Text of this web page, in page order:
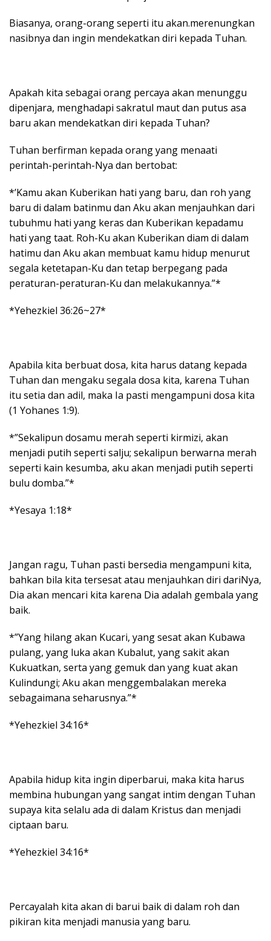
Biasanya, orang-orang seperti itu akan.merenungkan
nasibnya dan ingin mendekatkan diri kepada Tuhan.
Apakah kita sebagai orang percaya akan menunggu
dipenjara, menghadapi sakratul maut dan putus asa
baru akan mendekatkan diri kepada Tuhan?
Tuhan berfirman kepada orang yang menaati
perintah-perintah-Nya dan bertobat:
*’Kamu akan Kuberikan hati yang baru, dan roh yang
baru di dalam batinmu dan Aku akan menjauhkan dari
tubuhmu hati yang keras dan Kuberikan kepadamu
hati yang taat. Roh-Ku akan Kuberikan diam di dalam
hatimu dan Aku akan membuat kamu hidup menurut
segala ketetapan-Ku dan tetap berpegang pada
peraturan-peraturan-Ku dan melakukannya.”*
*Yehezkiel 36:26~27*
Apabila kita berbuat dosa, kita harus datang kepada
Tuhan dan mengaku segala dosa kita, karena Tuhan
itu setia dan adil, maka Ia pasti mengampuni dosa kita
(1 Yohanes 1:9).
*”Sekalipun dosamu merah seperti kirmizi, akan
menjadi putih seperti salju; sekalipun berwarna merah
seperti kain kesumba, aku akan menjadi putih seperti
bulu domba.”*
*Yesaya 1:18*
Jangan ragu, Tuhan pasti bersedia mengampuni kita,
bahkan bila kita tersesat atau menjauhkan diri dariNya,
Dia akan mencari kita karena Dia adalah gembala yang
baik.
*”Yang hilang akan Kucari, yang sesat akan Kubawa
pulang, yang luka akan Kubalut, yang sakit akan
Kukuatkan, serta yang gemuk dan yang kuat akan
Kulindungi; Aku akan menggembalakan mereka
sebagaimana seharusnya.”*
*Yehezkiel 34:16*
Apabila hidup kita ingin diperbarui, maka kita harus
membina hubungan yang sangat intim dengan Tuhan
supaya kita selalu ada di dalam Kristus dan menjadi
ciptaan baru.
*Yehezkiel 34:16*
Percayalah kita akan di barui baik di dalam roh dan
pikiran kita menjadi manusia yang baru.